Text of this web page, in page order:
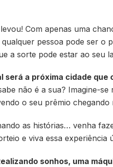
Com apenas uma
pessoa pode ser o
a sorte pode estar ao seu
será a próxima cidade que
não é a sua? Imagine-
o seu prêmio chegando
as histórias… venha
e viva essa experiência
sonhos, uma